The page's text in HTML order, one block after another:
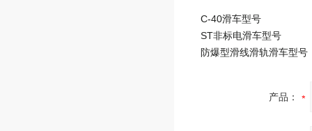
C-40滑车型号
ST非标电滑车型号
防爆型滑线滑轨滑车型号
产品：